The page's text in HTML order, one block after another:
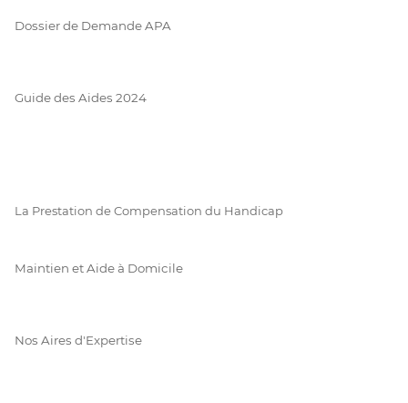
Dossier de Demande APA
Guide des Aides 2024
La Prestation de Compensation du Handicap
Maintien et Aide à Domicile
Nos Aires d'Expertise